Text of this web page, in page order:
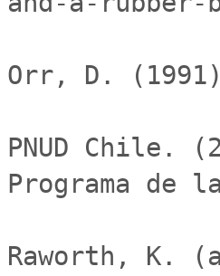
Orr, D.
PNUD Chile.
Programa de
Raworth, K.